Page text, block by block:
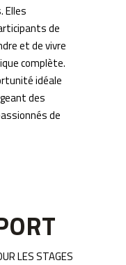
Elles
de
et de vivre
complète.
idéale
des
de
LES STAGES